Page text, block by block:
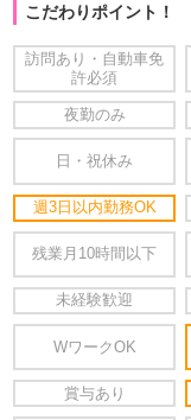
こだわりポイント！
訪問あり・自動車免
許必須
夜勤のみ
日・祝休み
週3日以内勤務OK
残業月10時間以下
未経験歓迎
WワークOK
賞与あり